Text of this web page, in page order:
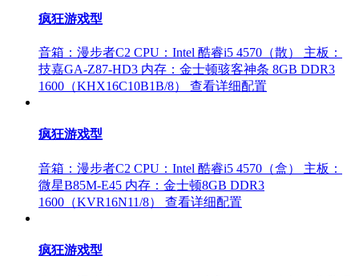
疯狂游戏型
音箱：漫步者C2 CPU：Intel 酷睿i5 4570（散）
主板：
技嘉GA-Z87-HD3 内存：金士顿骇客神条 8GB DDR3
1600（KHX16C10B1B/8）
查看详细配置
疯狂游戏型
音箱：漫步者C2 CPU：Intel 酷睿i5 4570（盒）
主板：
微星B85M-E45 内存：金士顿8GB DDR3
1600（KVR16N11/8）
查看详细配置
疯狂游戏型